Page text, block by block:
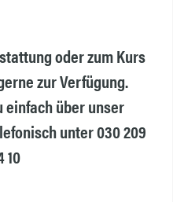
oder zum Kurs
zur Verfügung.
über unser
unter 030 209
10